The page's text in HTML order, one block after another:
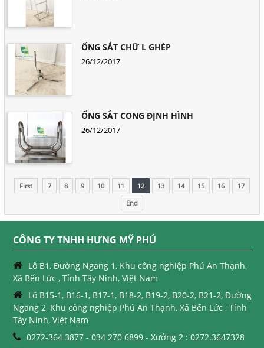
ỐNG SẮT CHỮ L GHÉP
26/12/2017
ỐNG SẮT CONG ĐỊNH HÌNH
26/12/2017
First 7 8 9 10 11 12 13 14 15 16
17
End
CÔNG TY TNHH HƯNG MỸ PHÚ
Lô B1, Đường Ngang 1, Khu công nghiệp Phú An Thạnh,
Xã Bến Lức , Tỉnh Tây Ninh, Việt Nam
Lô B15-1, B16-1, B17-1, B18-2, B19-2, B20-2, B21-2, Đường
Ngang 2, Khu công nghiệp Phú An Thạnh, Xã Bến Lức , Tỉnh
Tây Ninh, Việt Nam
0272-364 3877 - 034 270 6899 - Xưởng 2 : 0272.3647328